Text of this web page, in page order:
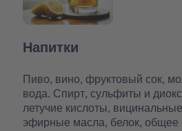
Напитки
Пиво, вино, фруктовый сок,
вода. Спирт, сульфиты и
летучие кислоты,
эфирные масла, белок, общее